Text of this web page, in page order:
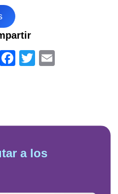
WhatsApp
Facebook
Twitter
a los